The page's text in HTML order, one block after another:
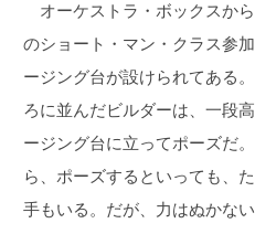
オーケストラ・ボックスか
のショート・マン・クラス参
ージング台が設けられてある
ろに並んだビルダーは、一段
ージング台に立ってポーズだ
ら、ポーズするといっても、
手もいる。だが、力はぬかな